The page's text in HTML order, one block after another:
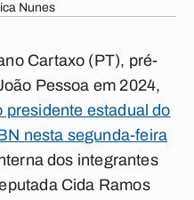
Nunes
Cartaxo (PT), pré-
Pessoa em 2024,
presidente estadual do
nesta segunda-feira
dos integrantes
Cida Ramos